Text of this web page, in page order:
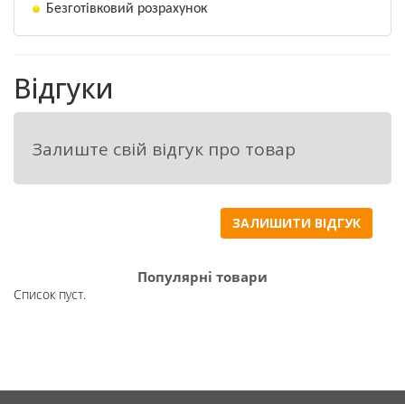
• наявність всіх необхідних шаблонів
навігації А-В, Розворот по центру,
навігації навіть при дуже складному
рельєфі і формі поля
Безготівковий розрахунок
Відгуки
Залиште свій відгук про товар
ЗАЛИШИТИ ВІДГУК
Популярні товари
Список пуст.